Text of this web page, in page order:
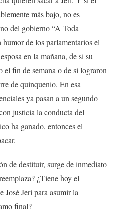
más bajo, no es
del gobierno “A Toda
de los parlamentarios el
en la mañana, de si su
fin de semana o de si lograron
de quinquenio. En esa
ya pasan a un segundo
justicia la conducta del
ha ganado, entonces el
de destituir, surge de inmediato
¿Tiene hoy el
José Jerí para asumir la
final?